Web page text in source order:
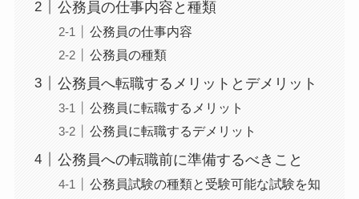
公務員の仕事内容と種類
公務員の仕事内容
公務員の種類
公務員へ転職するメリットとデメリット
公務員に転職するメリット
公務員に転職するデメリット
公務員への転職前に準備するべきこと
公務員試験の種類と受験可能な試験を知